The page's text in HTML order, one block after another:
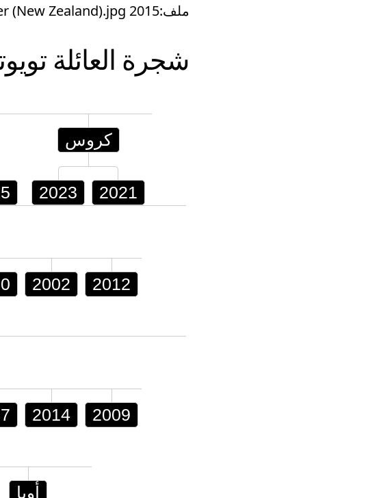
ملف:2015 Toyota Fortuner (New Zealand).jpg - ويكيبيديا
شجرة العائلة
كروس
2023 2021
2002 2012
2014 2009
أوبا